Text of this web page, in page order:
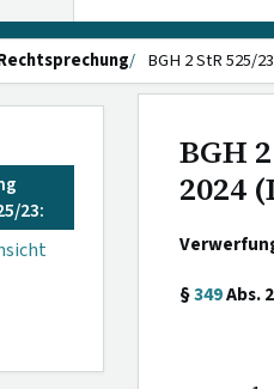
BGH 2 StR 525/
23:
BGH
2024
§349Abs.